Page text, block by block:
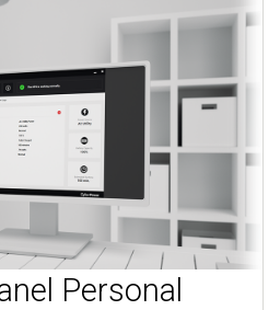
Personal